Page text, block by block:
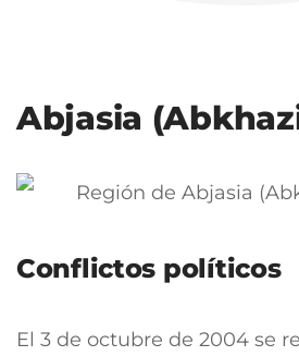
Abjasia
Conflictos políticos
El 3 de octubre de 2004 se